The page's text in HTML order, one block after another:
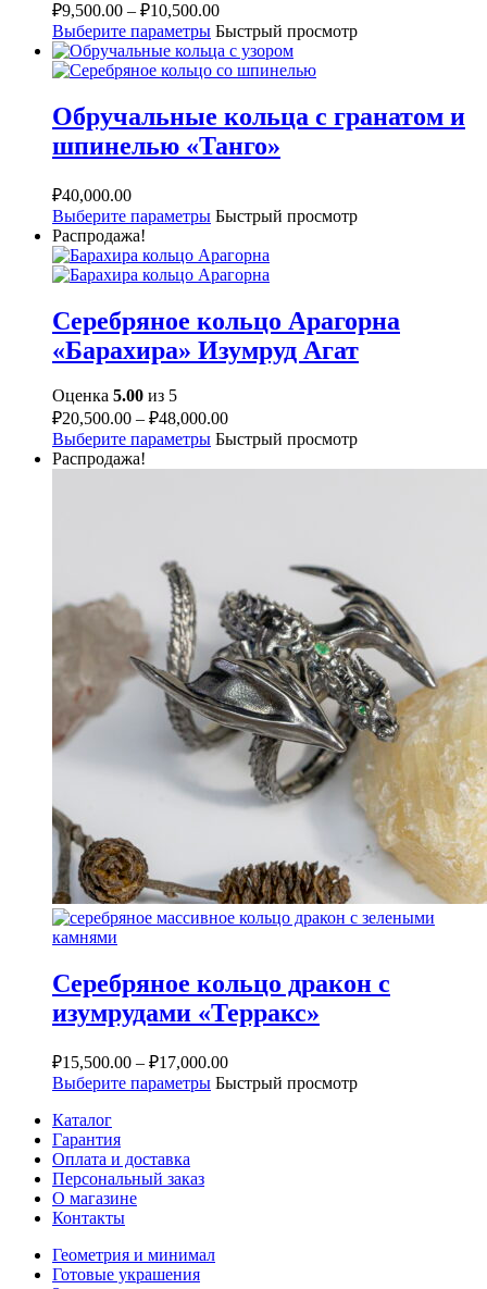
₽9,500.00 – ₽10,500.00
Выберите параметры Быстрый просмотр
Обручальные кольца с гранатом и
шпинелью «Танго»
₽40,000.00
Выберите параметры Быстрый просмотр
Распродажа!
Серебряное кольцо Арагорна
«Барахира» Изумруд Агат
Оценка 5.00 из 5
₽20,500.00 – ₽48,000.00
Выберите параметры Быстрый просмотр
Распродажа!
Серебряное кольцо дракон с
изумрудами «Терракс»
₽15,500.00 – ₽17,000.00
Выберите параметры Быстрый просмотр
Каталог
Гарантия
Оплата и доставка
Персональный заказ
О магазине
Контакты
Геометрия и минимал
Готовые украшения